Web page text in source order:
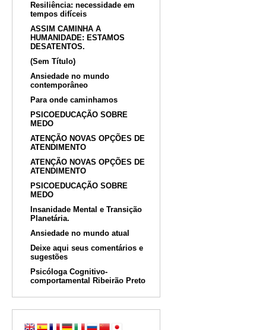
Resiliência: necessidade em
tempos difíceis
ASSIM CAMINHA A
HUMANIDADE: ESTAMOS
DESATENTOS.
(Sem Título)
Ansiedade no mundo
contemporâneo
Para onde caminhamos
PSICOEDUCAÇÃO SOBRE
MEDO
ATENÇÃO NOVAS OPÇÕES DE
ATENDIMENTO
ATENÇÃO NOVAS OPÇÕES DE
ATENDIMENTO
PSICOEDUCAÇÃO SOBRE
MEDO
Insanidade Mental e Transição
Planetária.
Ansiedade no mundo atual
Deixe aqui seus comentários e
sugestões
Psicóloga Cognitivo-
comportamental Ribeirão Preto